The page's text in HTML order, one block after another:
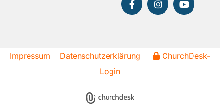
Impressum Datenschutzerklärung
ChurchDesk-
Login